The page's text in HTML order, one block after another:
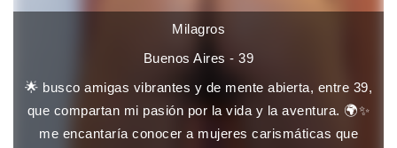
Milagros
Buenos Aires - 39
🌟 busco amigas vibrantes y de mente abierta, entre 39,
que compartan mi pasión por la vida y la aventura. 🌍✨
me encantaría conocer a mujeres carismáticas que